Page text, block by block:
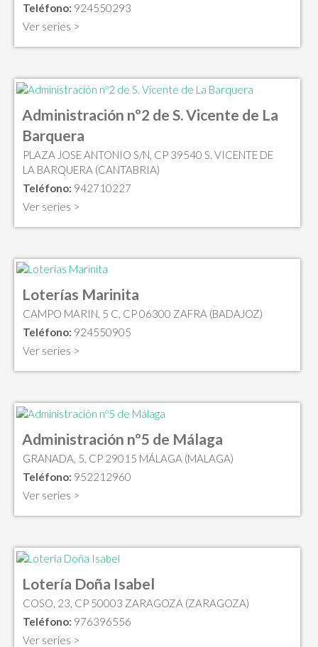
Teléfono: 924550293
Ver series >
Administración nº2 de S. Vicente de La
Barquera
PLAZA JOSE ANTONIO S/N, CP 39540 S. VICENTE DE
LA BARQUERA (CANTABRIA)
Teléfono: 942710227
Ver series >
Loterías Marinita
CAMPO MARIN, 5 C, CP 06300 ZAFRA (BADAJOZ)
Teléfono: 924550905
Ver series >
Administración nº5 de Málaga
GRANADA, 5, CP 29015 MÁLAGA (MALAGA)
Teléfono: 952212960
Ver series >
Lotería Doña Isabel
COSO, 23, CP 50003 ZARAGOZA (ZARAGOZA)
Teléfono: 976396556
Ver series >